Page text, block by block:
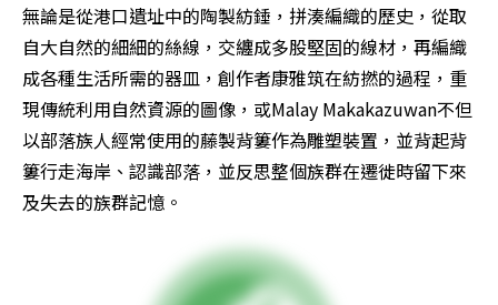
無論是從港口遺址中的陶製紡錘，拼湊編織的歷史，從取
自大自然的細細的絲線，交纏成多股堅固的線材，再編織
成各種生活所需的器皿，創作者康雅筑在紡撚的過程，重
現傳統利用自然資源的圖像，或Malay Makakazuwan不但
以部落族人經常使用的藤製背簍作為雕塑裝置，並背起背
簍行走海岸、認識部落，並反思整個族群在遷徙時留下來
及失去的族群記憶。